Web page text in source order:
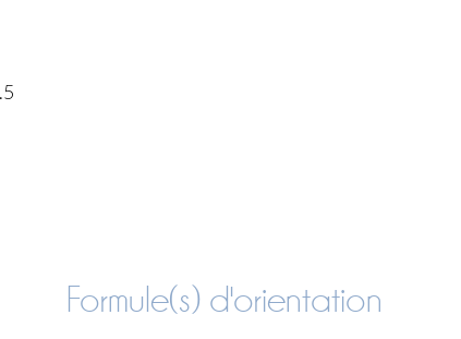
Formule(s) d'orientation